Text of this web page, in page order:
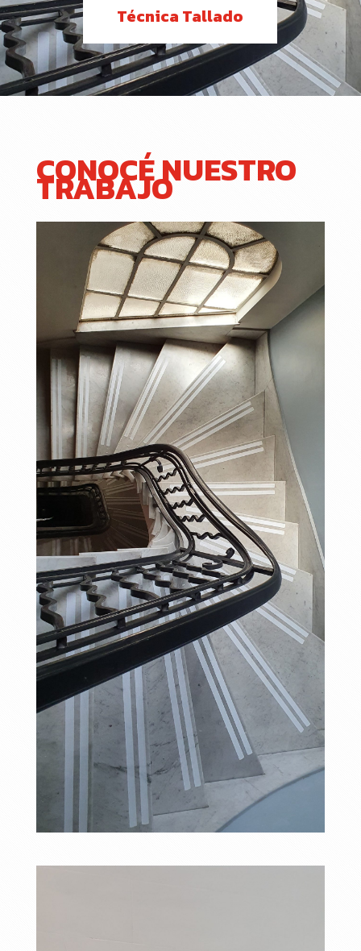
Técnica Tallado
CONOCÉ NUESTRO
TRABAJO